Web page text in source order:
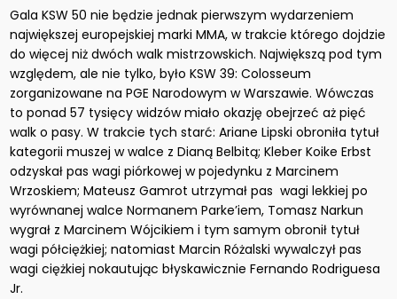
Gala KSW 50 nie będzie jednak pierwszym wydarzeniem
największej europejskiej marki MMA, w trakcie którego dojdzie
do więcej niż dwóch walk mistrzowskich. Największą pod tym
względem, ale nie tylko, było KSW 39: Colosseum
zorganizowane na PGE Narodowym w Warszawie. Wówczas
to ponad 57 tysięcy widzów miało okazję obejrzeć aż pięć
walk o pasy. W trakcie tych starć: Ariane Lipski obroniła tytuł
kategorii muszej w walce z Dianą Belbitą; Kleber Koike Erbst
odzyskał pas wagi piórkowej w pojedynku z Marcinem
Wrzoskiem; Mateusz Gamrot utrzymał pas wagi lekkiej po
wyrównanej walce Normanem Parke’iem, Tomasz Narkun
wygrał z Marcinem Wójcikiem i tym samym obronił tytuł
wagi półciężkiej; natomiast Marcin Różalski wywalczył pas
wagi ciężkiej nokautując błyskawicznie Fernando Rodriguesa
Jr.